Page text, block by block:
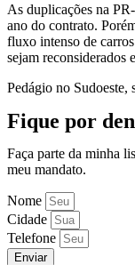
As duplicações na
ano do contrato.
fluxo intenso de
sejam reconsiderados
Pedágio no Sudoeste,
Fique por
Faça parte da minha
meu mandato.
Nome
Cidade
Telefone
Enviar